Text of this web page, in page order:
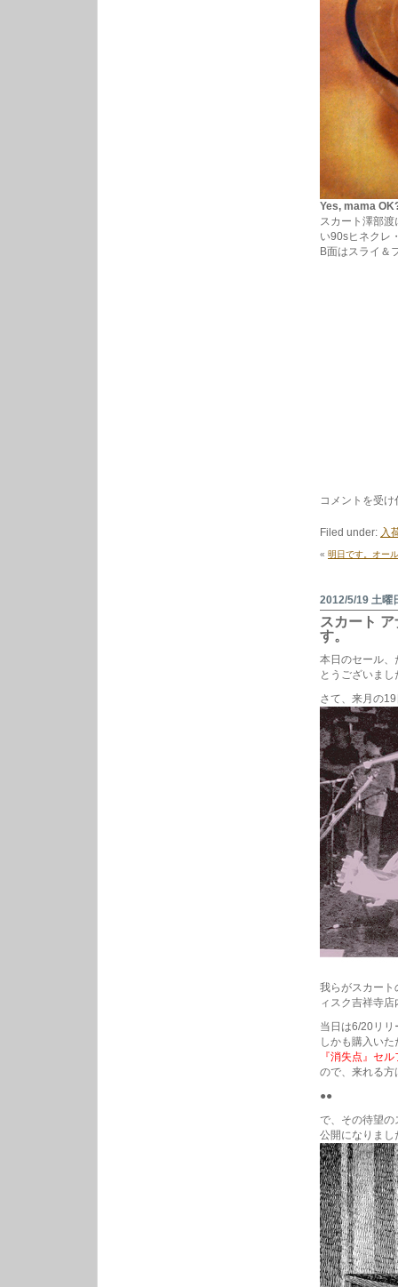
Yes, mama
スカート澤部
い90sヒネクレ
B面はスライ＆
5/26
入
コメントを受
Filed under: 入
« 明日です。オー
2012/5/19 土曜
スカート
す。
本日のセール、
とうございまし
さて、来月の
我らがスカート
ィスク吉祥寺
当日は6/20リ
しかも購入い
『消失点』セ
ので、来れる方
●●
で、その待望の
公開になりまし